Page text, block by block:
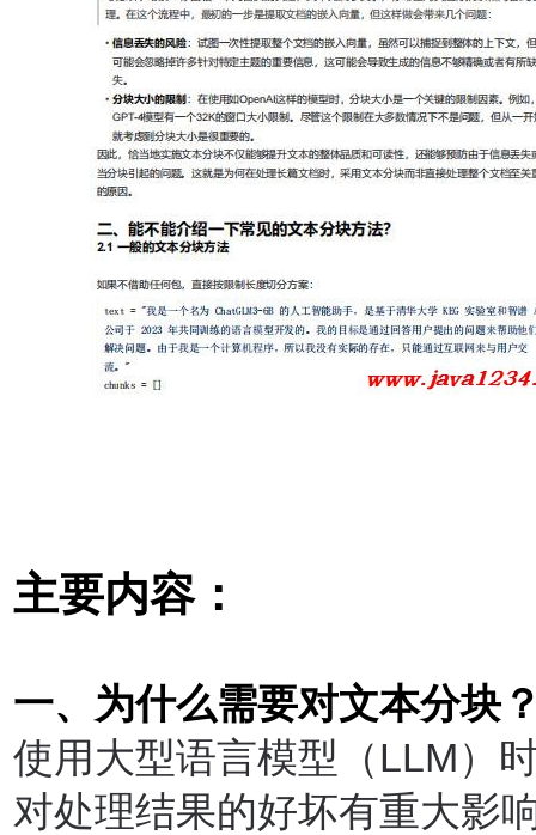
主要内容：
一、为什么需要对文本分块
使用大型语言模型（LLM）
对处理结果的好坏有重大影